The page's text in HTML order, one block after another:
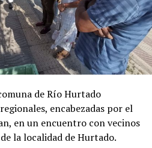
de Río Hurtado
encabezadas por el
en un encuentro con vecinos
la localidad de Hurtado.